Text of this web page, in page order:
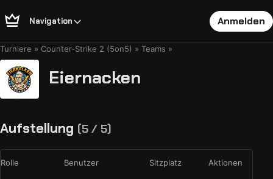
Navigation Anmelden
Turniere Counter-Strike 2 (5on5) Teams
Eiernacken
Aufstellung (5 / 5)
Rolle Benutzer Sitzplatz Aktionen